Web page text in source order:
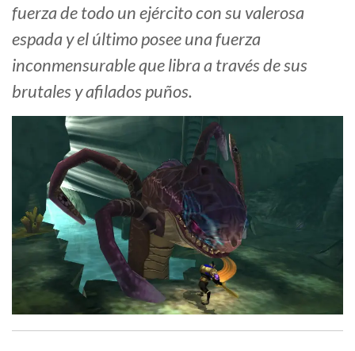
fuerza de todo un ejército con su valerosa
espada y el último posee una fuerza
inconmensurable que libra a través de sus
brutales y afilados puños.